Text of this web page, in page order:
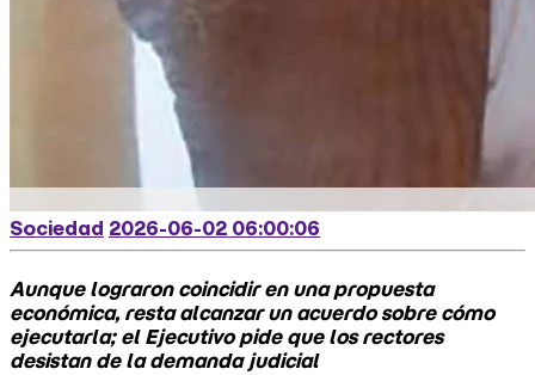
Sociedad 2026-06-02 06:00:06
Aunque lograron coincidir en una propuesta
económica, resta alcanzar un acuerdo sobre cómo
ejecutarla; el Ejecutivo pide que los rectores
desistan de la demanda judicial